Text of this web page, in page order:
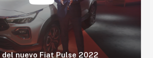
CLASIFICADOS
nuevo Fiat Pulse 2022